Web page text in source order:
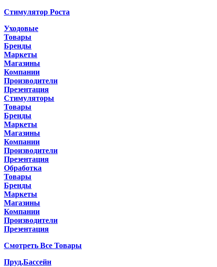
Стимулятор Роста
Уходовые
Товары
Бренды
Маркеты
Магазины
Компании
Производители
Презентация
Стимуляторы
Товары
Бренды
Маркеты
Магазины
Компании
Производители
Презентация
Обработка
Товары
Бренды
Маркеты
Магазины
Компании
Производители
Презентация
Смотреть Все Товары
Пруд,Бассейн